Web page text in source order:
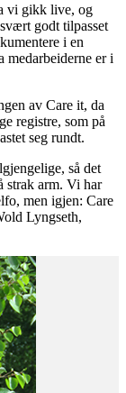
vi gikk live, og
godt tilpasset
i en
medarbeiderne er i
av Care it, da
registre, som på
seg rundt.
så det
strak arm. Vi har
men igjen: Care
Lyngseth,